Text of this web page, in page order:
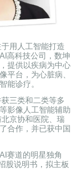
用人工智能打造
高科技公司，数坤
提供以疾病为中心
平台，为心脏病、
能诊疗。
三类和二类等多
影像人工智能辅助
北京协和医院、瑞
合作，并已获中国
赛道的明星独角
股说明书，拟主板